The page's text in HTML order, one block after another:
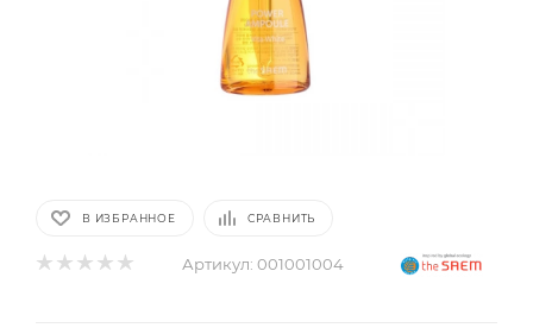
В ИЗБРАННОЕ СРАВНИТЬ
Артикул: 001001004